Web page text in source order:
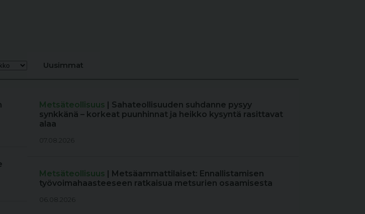
Uusimmat
Metsäteollisuus | Sahateollisuuden suhdanne pysyy
synkkänä – korkeat puunhinnat ja heikko kysyntä rasittavat
alaa
07.08.2026
Metsäteollisuus | Metsäammattilaiset: Ennallistamisen
työvoimahaasteeseen ratkaisua metsurien osaamisesta
06.08.2026